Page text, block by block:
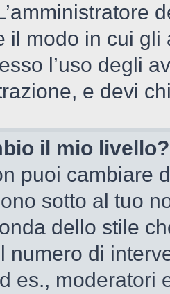
il modo in cui
l’uso degli
e devi
il mio livello?
puoi cambiare
sotto al tuo
dello stile
numero di
es., moderatori